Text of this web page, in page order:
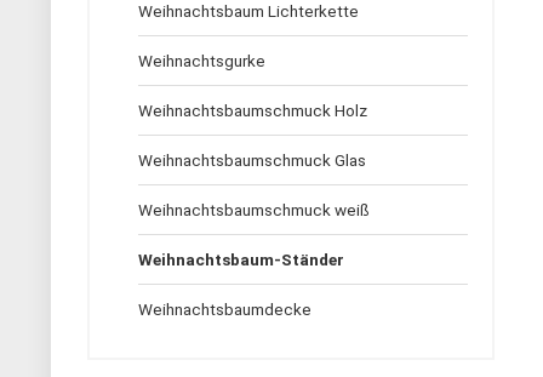
Weihnachtsbaum Lichterkette
Weihnachtsgurke
Weihnachtsbaumschmuck Holz
Weihnachtsbaumschmuck Glas
Weihnachtsbaumschmuck weiß
Weihnachtsbaum-Ständer
Weihnachtsbaumdecke